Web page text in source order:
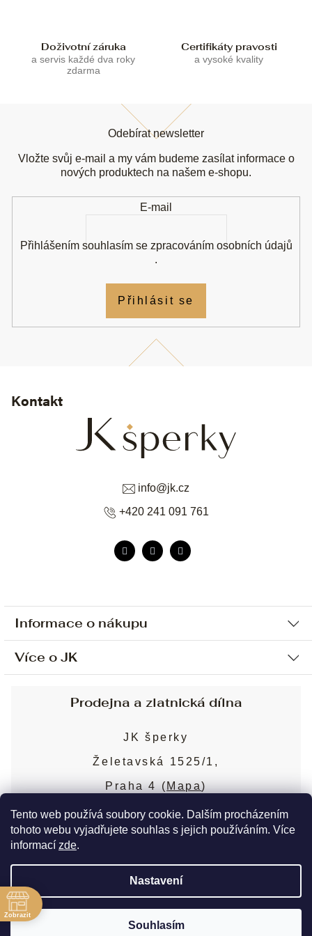
Tento web používá soubory cookie. Dalším procházením
tohoto webu vyjadřujete souhlas s jejich používáním. Více
informací zde.
Nastavení
Souhlasím
Doživotní záruka
a servis každé dva roky
zdarma
Certifikáty pravosti
a vysoké kvality
Informace o nákupu
Ochrana osobních údajů
Sjednání osobní schůzky
Obchodní podmínky
Puncovní značky
Více o JK
Blog
Nejčastější dotazy
Kontakt
info@jk.cz
+420 241 091 761
Odebírat newsletter
Vložte svůj e-mail a my vám budeme zasílat informace o
nových produktech na našem e-shopu.
E-mail
Přihlášením souhlasím se zpracováním osobních údajů
.
Přihlásit se
Prodejna a zlatnická dílna
JK šperky
Želetavská 1525/1,
Praha 4 ( Mapa)
Více o prodejně
Copyright 2026JK šperky. Všechna práva
vyhrazena. Upravit nastavení cookies
Vytvořil Shoptet Premium
Zobrazit